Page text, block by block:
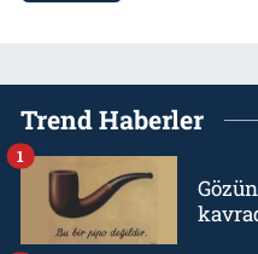
Trend Haberler
1